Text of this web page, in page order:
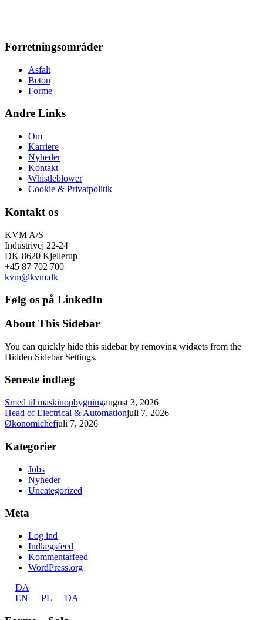
Forretningsområder
Asfalt
Beton
Forme
Andre Links
Om
Karriere
Nyheder
Kontakt
Whistleblower
Cookie & Privatpolitik
Kontakt os
KVM A/S
Industrivej 22-24
DK-8620 Kjellerup
+45 87 702 700
kvm@kvm.dk
Følg os på LinkedIn
About This Sidebar
You can quickly hide this sidebar by removing widgets from the
Hidden Sidebar Settings.
Seneste indlæg
Smed til maskinopbygningaugust 3, 2026
Head of Electrical & Automationjuli 7, 2026
Økonomichefjuli 7, 2026
Kategorier
Jobs
Nyheder
Uncategorized
Meta
Log ind
Indlægsfeed
Kommentarfeed
WordPress.org
DA
EN
PL DA